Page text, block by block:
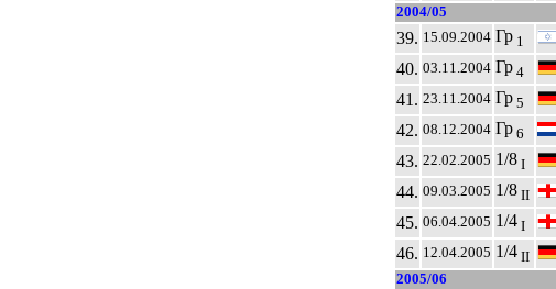
2004/05
39. 15.09.2004 Гр1
40. 03.11.2004 Гр4
41. 23.11.2004 Гр5
42. 08.12.2004 Гр6
43. 22.02.2005 1/8I
44. 09.03.2005 1/8II
45. 06.04.2005 1/4I
46. 12.04.2005 1/4II
2005/06